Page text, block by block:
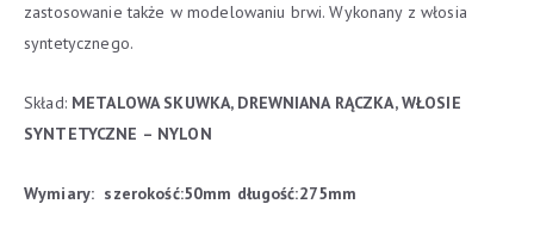
zastosowanie także w modelowaniu brwi. Wykonany z włosia
syntetycznego.
Skład:METALOWA SKUWKA, DREWNIANA RĄCZKA, WŁOSIE
SYNTETYCZNE – NYLON
Wymiary: szerokość:50mm długość:275mm